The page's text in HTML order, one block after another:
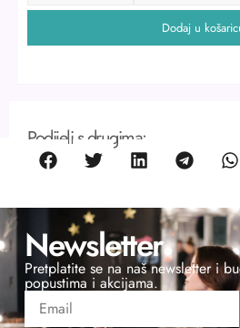
Dodaj u
Podijeli s drugima:
Newsletter
Pretplatite se na naš newsletter i
popustima i akcijama.